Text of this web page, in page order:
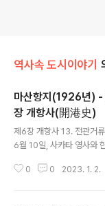
역사속 도시이야기
마산항지(1926년)
장 개항사(開港史)
제6장 개항사 13. 전관거
6월 10일, 사카타 영사와
약서〕 1. 전관거류지의 연
0 0 2023. 1. 2.